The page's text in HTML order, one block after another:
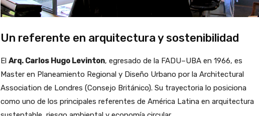
Un referente en arquitectura y sostenibilidad
El Arq. Carlos Hugo Levinton, egresado de la FADU–UBA en 1966, es
Master en Planeamiento Regional y Diseño Urbano por la Architectural
Association de Londres (Consejo Británico). Su trayectoria lo posiciona
como uno de los principales referentes de América Latina en arquitectura